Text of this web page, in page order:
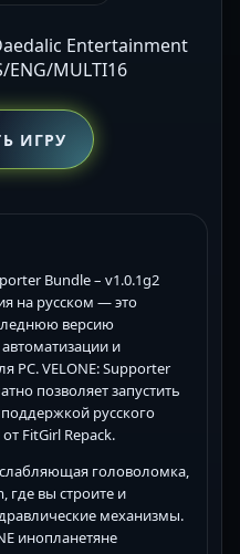
Entertainment
ENG/MULTI16
ИГРУ
Bundle – v1.0.1g2
на русском — это
версию
и
PC. VELONE: Supporter
позволяет запустить
поддержкой русского
FitGirl Repack.
головоломка,
где вы строите и
механизмы.
инопланетяне